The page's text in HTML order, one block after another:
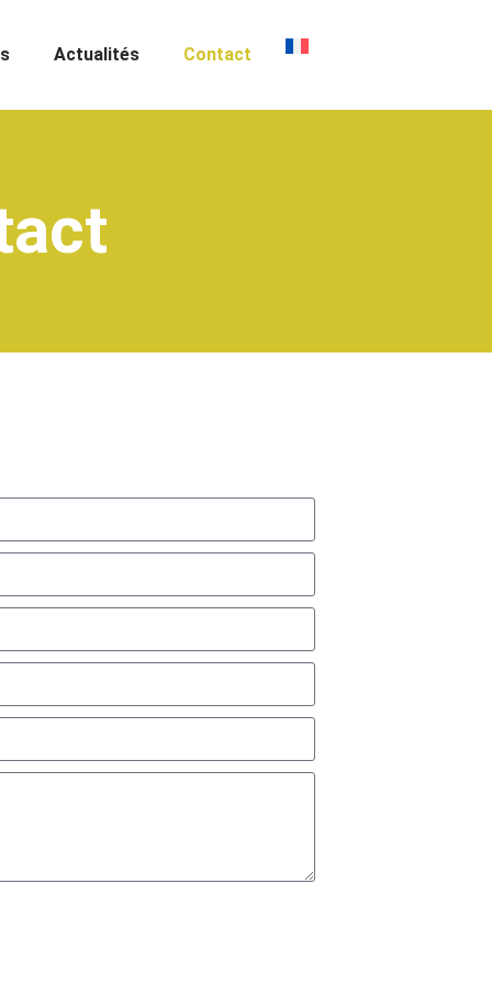
Actualités Contact